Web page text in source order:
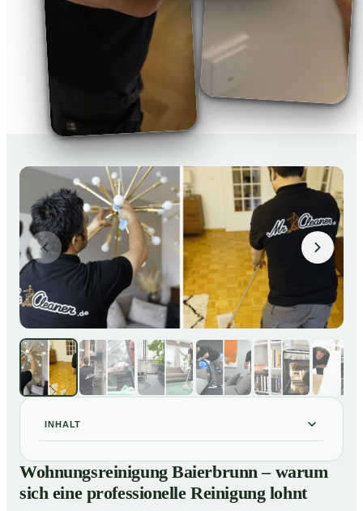
INHALT
01 Wohnungsreinigung Baierbrunn – warum sich eine
professionelle Reinigung lohnt
Unsere Leistungen im Überblick
Wohnungsreinigung Baierbrunn – warum
sich eine professionelle Reinigung lohnt